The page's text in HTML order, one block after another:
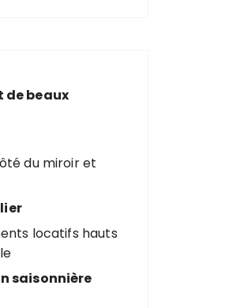
de beaux
du miroir et
locatifs hauts
saisonnière